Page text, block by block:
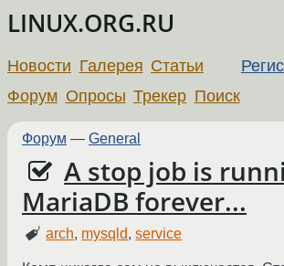
LINUX.ORG.RU
Новости Галерея Статьи
Форум Опросы Трекер Поиск
Форум — General
A stop job is
MariaDB forever...
arch, mysqld,service